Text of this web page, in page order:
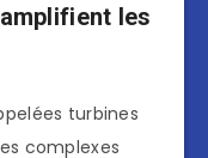
les
turbines
complexes